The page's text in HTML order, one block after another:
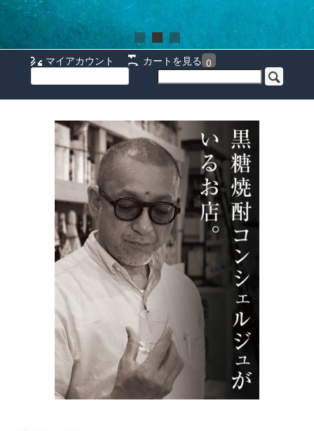
マイアカウント カートを見る 0